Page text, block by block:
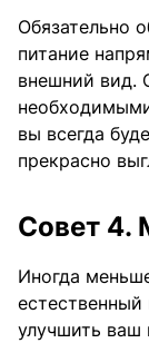
Обязательно
питание
внешний вид.
вы всегда
прекрасно
Совет 4.
Иногда
улучшить ваш